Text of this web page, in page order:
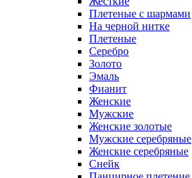
Плетеные с шармами
На черной нитке
Плетеные
Серебро
Золото
Эмаль
Фианит
Женские
Мужские
Женские золотые
Мужские серебряные
Женские серебряные
Снейк